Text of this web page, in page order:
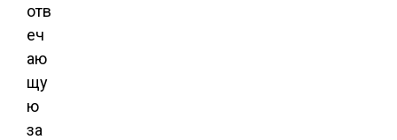
отв
еч
аю
щу
ю
за